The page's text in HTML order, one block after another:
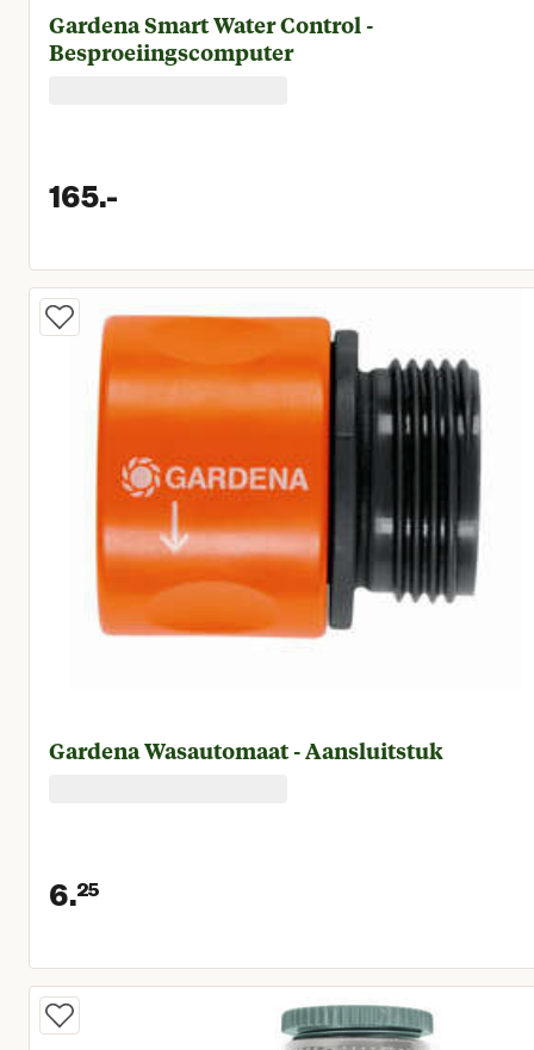
Gardena Smart Water Control -
Besproeiingscomputer
165.-
Huidige prijs € 165,00
Gardena Wasautomaat - Aansluitstuk
6.25
Huidige prijs € 6,25